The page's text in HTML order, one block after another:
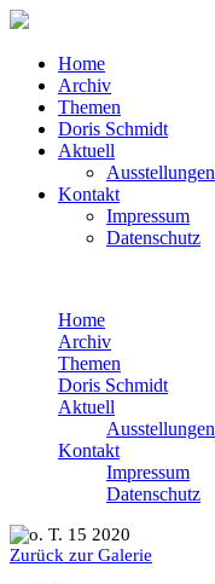
Home
Archiv
Themen
Doris Schmidt
Aktuell
Ausstellungen
Kontakt
Impressum
Datenschutz
Home
Archiv
Themen
Doris Schmidt
Aktuell
Ausstellungen
Kontakt
Impressum
Datenschutz
Zurück zur Galerie